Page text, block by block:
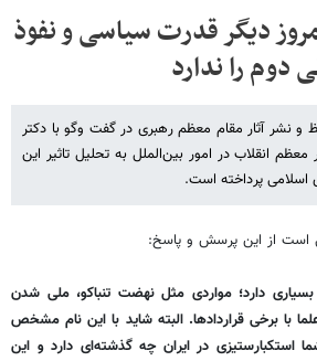
دیگر قدرت سیاسی و نفوذ
دوم را ندارد
و نشر آثار مقام معظم رهبری در گفت وگو با دکتر
معظم انقلاب در امور بین‌الملل به تحلیل تاثیر این
پرداخته است.
است از این پرسش و پاسخ:
بسیاری دارد؛ مواردی مثل نهضت تنباکو، ملی شدن
با برخی قراردادها. البته شاید با این نام مشخص
استکبارستیزی در ایران چه گذشته‌ای دارد و این